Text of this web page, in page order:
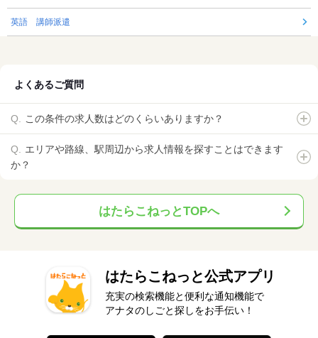
英語 講師派遣
よくあるご質問
この条件の求人数はどのくらいありますか？
エリアや路線、駅周辺から求人情報を探すことはできます
か？
はたらこねっとTOPへ
はたらこねっと公式アプリ
充実の検索機能と便利な通知機能で
アナタのしごと探しをお手伝い！